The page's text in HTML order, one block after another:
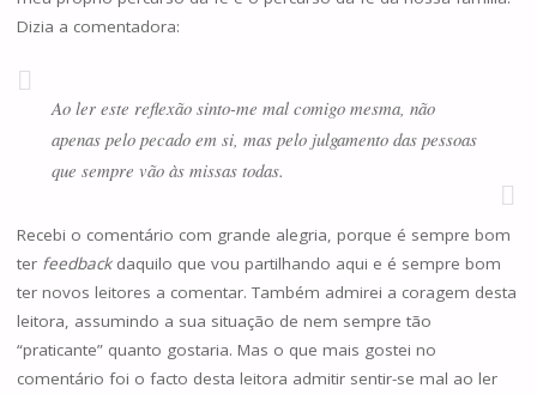
Dizia a comentadora:
Ao ler este reflexão sinto-me mal comigo mesma, não
apenas pelo pecado em si, mas pelo julgamento das pessoas
que sempre vão às missas todas.
Recebi o comentário com grande alegria, porque é sempre bom
ter feedbackdaquilo que vou partilhando aqui e é sempre bom
ter novos leitores a comentar. Também admirei a coragem desta
leitora, assumindo a sua situação de nem sempre tão
“praticante” quanto gostaria. Mas o que mais gostei no
comentário foi o facto desta leitora admitir sentir-se mal ao ler